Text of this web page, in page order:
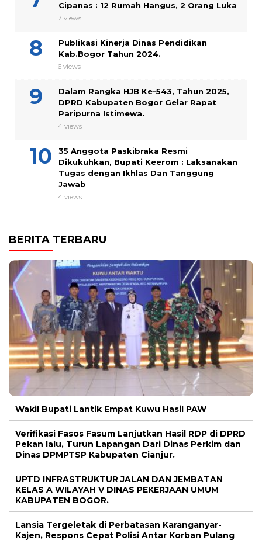
Cipanas : 12 Rumah Hangus, 2 Orang Luka
7 views
Publikasi Kinerja Dinas Pendidikan
Kab.Bogor Tahun 2024.
6 views
Dalam Rangka HJB Ke-543, Tahun 2025,
DPRD Kabupaten Bogor Gelar Rapat
Paripurna Istimewa.
4 views
35 Anggota Paskibraka Resmi
Dikukuhkan, Bupati Keerom : Laksanakan
Tugas dengan Ikhlas Dan Tanggung
Jawab
4 views
BERITA TERBARU
Wakil Bupati Lantik Empat Kuwu Hasil PAW
Verifikasi Fasos Fasum Lanjutkan Hasil RDP di DPRD
Pekan lalu, Turun Lapangan Dari Dinas Perkim dan
Dinas DPMPTSP Kabupaten Cianjur.
UPTD INFRASTRUKTUR JALAN DAN JEMBATAN
KELAS A WILAYAH V DINAS PEKERJAAN UMUM
KABUPATEN BOGOR.
Lansia Tergeletak di Perbatasan Karanganyar-
Kajen, Respons Cepat Polisi Antar Korban Pulang